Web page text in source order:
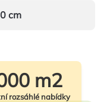
cm
m2
rozsáhlé nabídky